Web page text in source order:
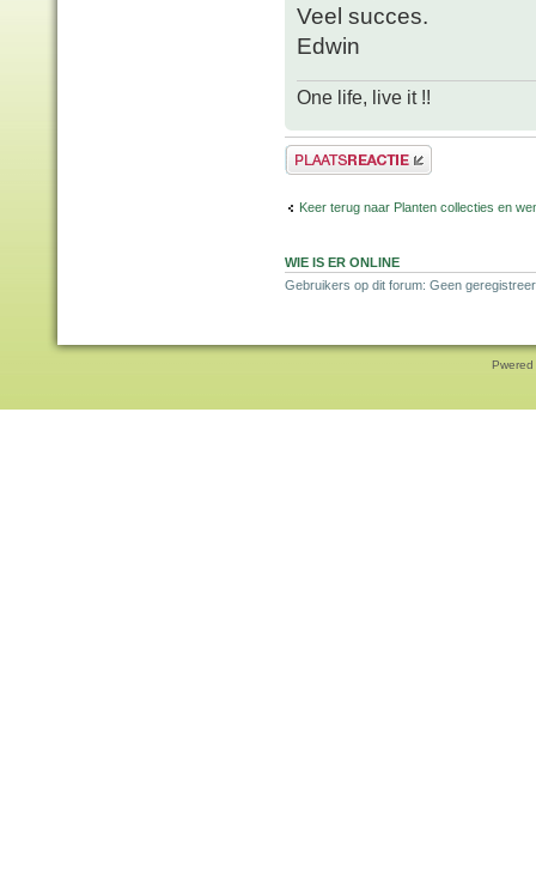
Veel succes.
Edwin
One life, live it !!
Plaats een reactie
Keer terug naar Planten collecties en
WIE IS ER ONLINE
Gebruikers op dit forum: Geen